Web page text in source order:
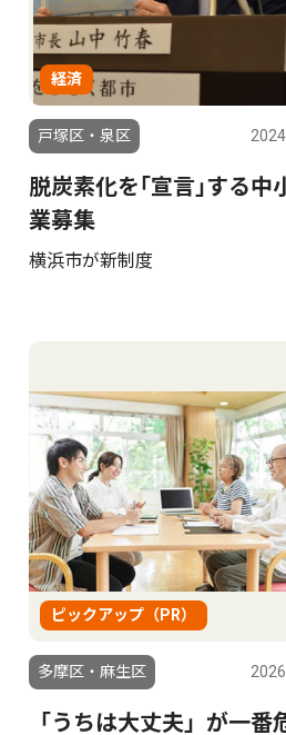
経済
戸塚区・泉区
脱炭素化を｢宣言｣する中
業募集
横浜市が新制度
ピックアップ（PR）
多摩区・麻生区
「うちは大丈夫」が一番